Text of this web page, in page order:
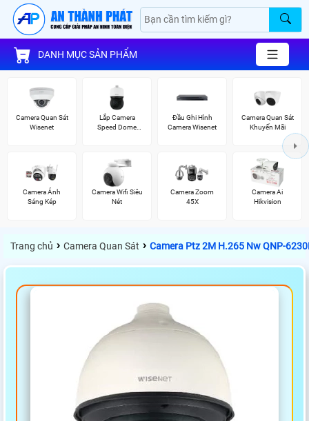
DANH MỤC SẢN PHẨM
Camera Quan Sát
Wisenet
Lắp Camera
Speed Dome
Đầu Ghi Hình
Camera Wisenet
Camera Quan Sát
Khuyến Mãi
Camera Ánh
Sáng Kép
Camera Wifi Siêu
Nét
Camera Zoom
45X
Camera Ai
Hikvision
Trang chủ › Camera Quan Sát › Camera Ptz 2M H.265 Nw QNP-